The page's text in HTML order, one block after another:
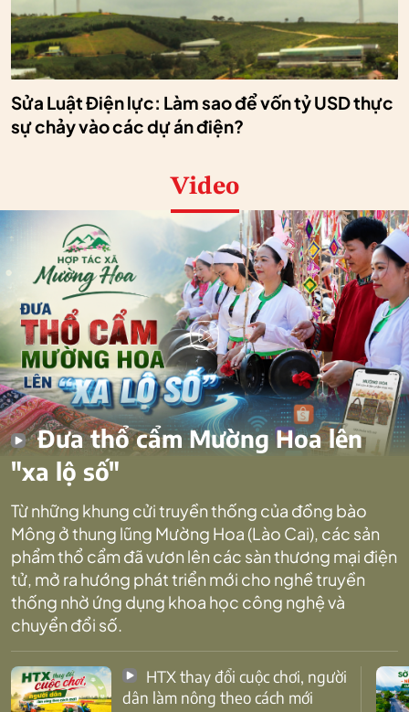
Sửa Luật Điện lực: Làm sao để vốn tỷ USD thực
sự chảy vào các dự án điện?
Video
Đưa thổ cẩm Mường Hoa lên
"xa lộ số"
Từ những khung cửi truyền thống của đồng bào
Mông ở thung lũng Mường Hoa (Lào Cai), các sản
phẩm thổ cẩm đã vươn lên các sàn thương mại điện
tử, mở ra hướng phát triển mới cho nghề truyền
thống nhờ ứng dụng khoa học công nghệ và
chuyển đổi số.
dân làm nông theo cách mới